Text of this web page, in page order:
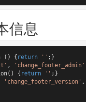
信息
() { return '' ;}
, 'change_footer_admin'
() { return '' ;}
'change_footer_version' ,